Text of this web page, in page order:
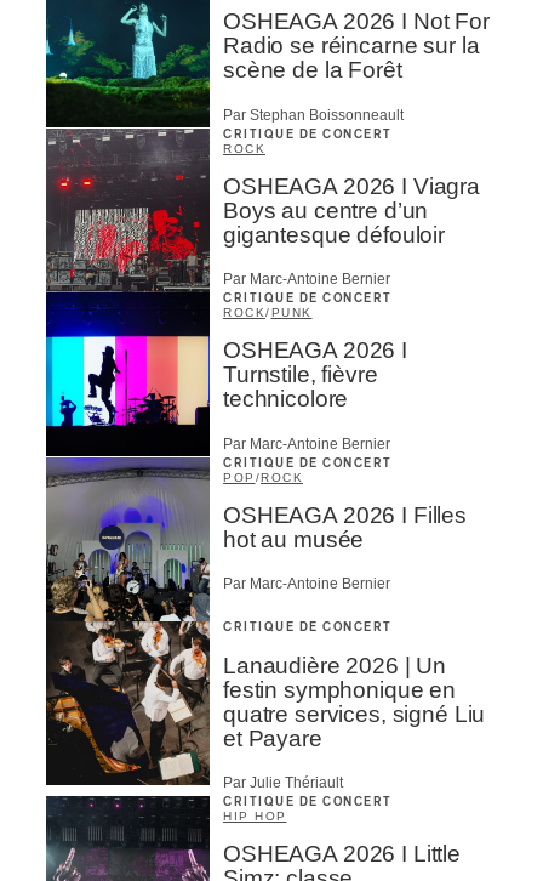
OSHEAGA 2026 I Not For
Radio se réincarne sur la
scène de la Forêt
Par Stephan Boissonneault
CRITIQUE DE CONCERT
ROCK
OSHEAGA 2026 I Viagra
Boys au centre d’un
gigantesque défouloir
Par Marc-Antoine Bernier
CRITIQUE DE CONCERT
ROCK/PUNK
OSHEAGA 2026 I
Turnstile, fièvre
technicolore
Par Marc-Antoine Bernier
CRITIQUE DE CONCERT
POP /ROCK
OSHEAGA 2026 I Filles
hot au musée
Par Marc-Antoine Bernier
CRITIQUE DE CONCERT
Lanaudière 2026 | Un
festin symphonique en
quatre services, signé Liu
et Payare
Par Julie Thériault
CRITIQUE DE CONCERT
HIP HOP
OSHEAGA 2026 I Little